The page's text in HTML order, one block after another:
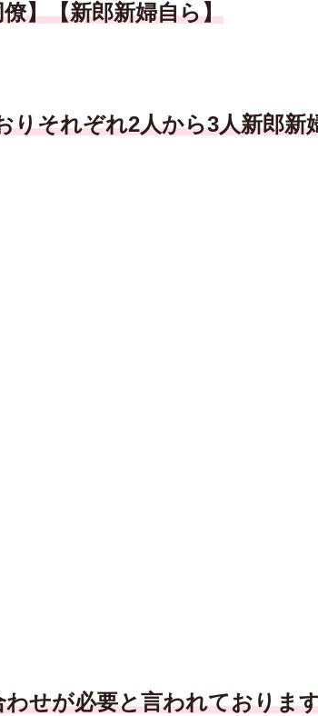
】【新郎新婦自ら】
りそれぞれ2人から3人新郎新
せが必要と言われておりま